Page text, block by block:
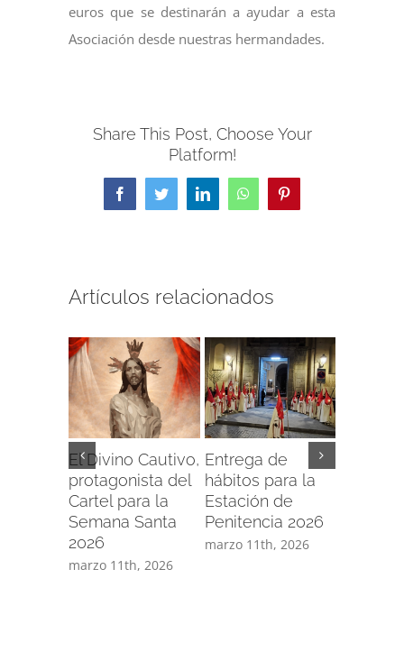
euros que se destinarán a ayudar a esta
Asociación desde nuestras hermandades.
Share This Post, Choose Your
Platform!
FacebookTwitterLinkedInWhatsAppPinterest
Artículos relacionados
El Divino Cautivo,
protagonista del
Cartel para la
Semana Santa
2026
marzo 11th, 2026
Entrega de
hábitos para la
Estación de
Penitencia 2026
marzo 11th, 2026